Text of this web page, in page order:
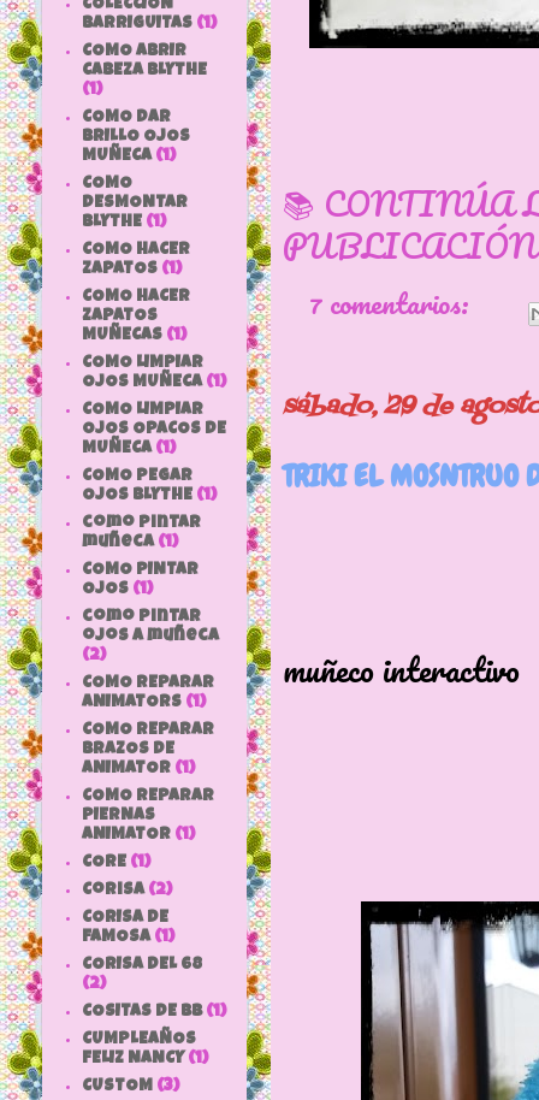
📚 CONTINÚA
7 comentarios:
sábado, 29 de
TRIKI EL MOSNTRUO
muñeco interactivo
COLECCIÓN
BARRIGUITAS (1)
COMO ABRIR
CABEZA BLYTHE
(1)
COMO DAR
BRILLO OJOS
MUÑECA (1)
COMO
DESMONTAR
BLYTHE (1)
COMO HACER
ZAPATOS (1)
COMO HACER
ZAPATOS
MUÑECAS (1)
COMO LIMPIAR
OJOS MUÑECA (1)
COMO LIMPIAR
OJOS OPACOS DE
MUÑECA (1)
COMO PEGAR
OJOS BLYTHE (1)
como pintar
muñeca (1)
COMO PINTAR
OJOS (1)
como pintar
ojos a muñeca
(2)
COMO REPARAR
ANIMATORS (1)
COMO REPARAR
BRAZOS DE
ANIMATOR (1)
COMO REPARAR
PIERNAS
ANIMATOR (1)
CORE (1)
Corisa (2)
CORISA DE
FAMOSA (1)
CORISA DEL 68
(2)
COSITAS DE bb (1)
CUMPLEAÑOS
FELIZ NANCY (1)
CUSTOM (3)